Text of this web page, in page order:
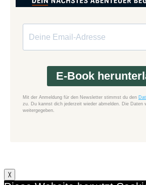
E-Book
Mit der Anmeldung für den Newsletter stimmst du den
zu. Du kannst dich jederzeit wieder abmelden. Die Daten
weitergegeben.
X